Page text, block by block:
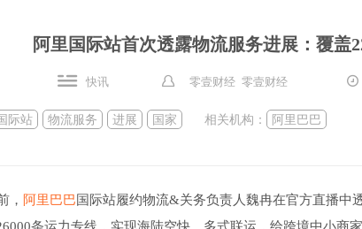
阿里国际站首次透露物流服务进展：覆盖
快讯 零壹财经 零壹财经
际站 物流服务 进展 国家 相关机构： 阿里巴巴
， 阿里巴巴国际站履约物流&关务负责人魏冉在官方直播中
条运力专线，实现海陆空快、多式联运，给跨境中小商